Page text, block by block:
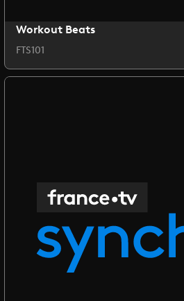
Workout Beats
FTS101